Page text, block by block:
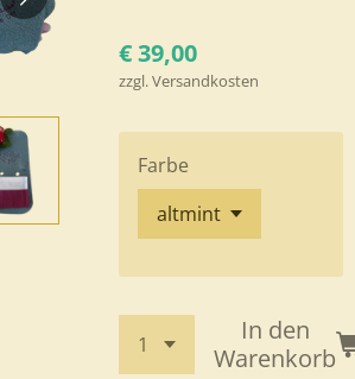
€ 39,00
zzgl. Versandkosten
Farbe
In den
Warenkorb